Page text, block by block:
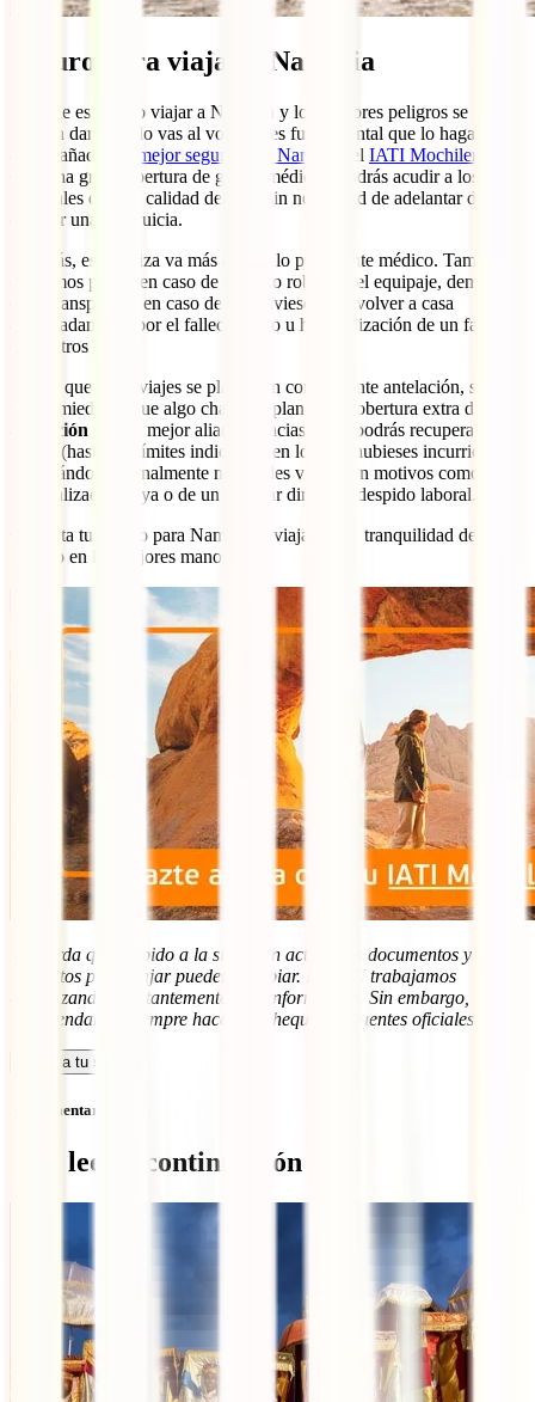
Seguro para viajar a Namibia
Aunque es seguro viajar a Namibia y los mayores peligros se
pueden dar cuando vas al volante, es fundamental que lo hagas
acompañado del
mejor seguro para Namibia : el IATI Mochilero
Con una gran cobertura de gastos médicos, podrás acudir a los
hospitales de más calidad del país sin necesidad de adelantar dinero
o pagar una franquicia.
Además, esta póliza va más allá de lo puramente médico. También
estaremos para ti en caso de daños o robos en el equipaje, demoras
en el transporte o en caso de que tuvieses que volver a casa
anticipadamente por el fallecimiento u hospitalización de un familiar,
entre otros casos.
Puesto que estos viajes se planifican con bastante antelación, si
tienes miedo de que algo chafe tus planes, la cobertura extra de
anulación será tu mejor aliada. Gracias a ella podrás recuperar los
gastos (hasta los límites indicados) en los que hubieses incurrido
preparándolo si finalmente no puedes viajar con motivos como
hospitalización tuya o de un familiar directo o despido laboral.
Contrata tu seguro para Namibia y viaja con la tranquilidad de
hacerlo en las mejores manos:
Recuerda que, debido a la situación actual, los documentos y
requisitos para viajar pueden cambiar. En IATI trabajamos
actualizando constantemente esta información. Sin embargo,
recomendamos siempre hacer un chequeo en fuentes oficiales.
Calcula tu seguro
Sin comentarios
Qué leer a continuación